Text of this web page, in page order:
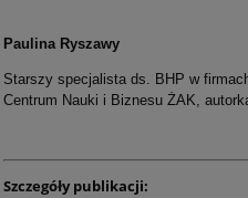
Paulina Ryszawy
Starszy specjalista ds. BHP w
Centrum Nauki i Biznesu ŻAK,
Szczegóły publikacji: